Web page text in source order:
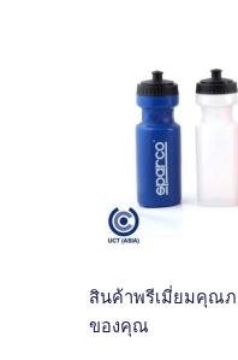
สินค้าพรีเมี่ยมคุณภ
ของคุณ